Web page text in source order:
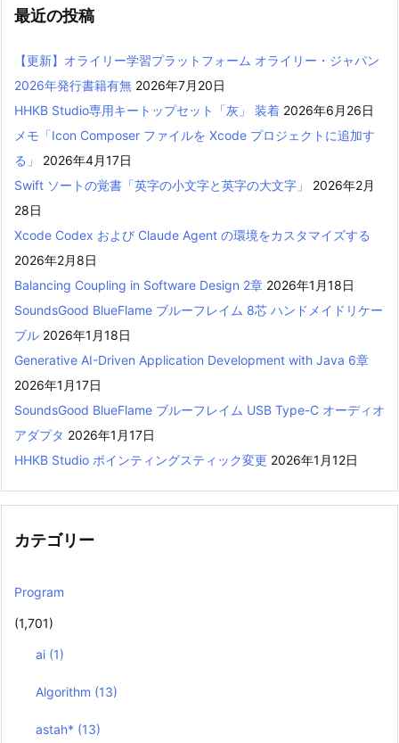
最近の投稿
【更新】オライリー学習プラットフォーム オライリー・ジャパン
2026年発行書籍有無 2026年7月20日
HHKB Studio専用キートップセット「灰」 装着 2026年6月26日
メモ「Icon Composer ファイルを Xcode プロジェクトに追加す
る」
2026年4月17日
Swift ソートの覚書「英字の小文字と英字の大文字」
2026年2月
28日
Xcode Codex および Claude Agent の環境をカスタマイズする
2026年2月8日
Balancing Coupling in Software Design 2章 2026年1月18日
SoundsGood BlueFlame ブルーフレイム 8芯 ハンドメイドリケー
ブル 2026年1月18日
Generative AI-Driven Application Development with Java 6章
2026年1月17日
SoundsGood BlueFlame ブルーフレイム USB Type-C オーディオ
アダプタ 2026年1月17日
HHKB Studio ポインティングスティック変更 2026年1月12日
カテゴリー
Program
(1,701)
ai (1)
Algorithm (13)
astah* (13)